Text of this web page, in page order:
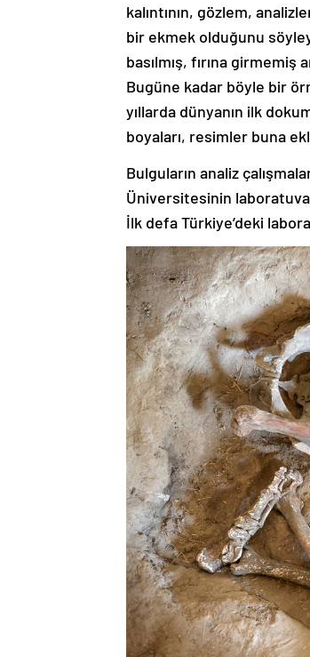
kalıntının, gözlem,
bir ekmek olduğunu
basılmış, fırına
Bugüne kadar böyle bir
yıllarda dünyanın ilk
boyaları, resimler buna
Bulguların analiz
Üniversitesinin
İlk defa Türkiye’deki